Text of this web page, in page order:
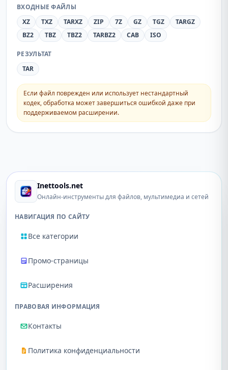
ВХОДНЫЕ ФАЙЛЫ
XZ
TXZ TARXZ ZIP 7Z GZ TGZ
TARGZ
BZ2
TBZ TBZ2 TARBZ2 CAB ISO
РЕЗУЛЬТАТ
TAR
Если файл поврежден или использует нестандартный
кодек, обработка может завершиться ошибкой даже при
поддерживаемом расширении.
Inettools.net
Онлайн-инструменты для файлов, мультимедиа и сетей
НАВИГАЦИЯ ПО САЙТУ
Все категории
Промо-страницы
Расширения
ПРАВОВАЯ ИНФОРМАЦИЯ
Контакты
Политика конфиденциальности